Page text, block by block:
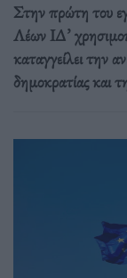
Στην πρώτη του
Λέων ΙΔ’
καταγγείλει την
δημοκρατίας και